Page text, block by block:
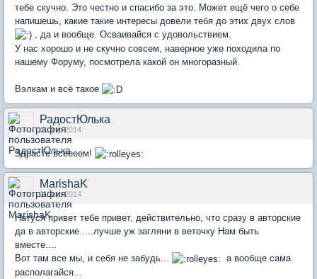
тебе скучно. Это честно и спасибо за это. Может ещё чего о себе
напишешь, какие такие интересы довели тебя до этих двух слов
, да и вообще. Осваивайся с удовольствием.
У нас хорошо и не скучно совсем, наверное уже походила по
нашему Форуму, посмотрела какой он многоразный.
Вэлкам и всё такое
РадостЮлька
11 апр 2014
Здрасте всеееем!
MarishaK
11 апр 2014
Натуся привет тебе привет, действительно, что сразу в авторские
да в авторские.....лучше уж загляни в веточку Нам быть
вместе....
Вот там все мы, и себя не забудь...
а вообще сама
располагайся...